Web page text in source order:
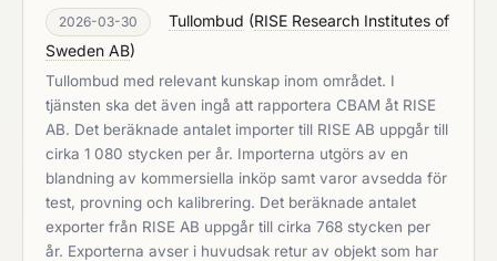
2026-03-30 Tullombud (RISE Research Institutes of
Sweden AB)
Tullombud med relevant kunskap inom området. I
tjänsten ska det även ingå att rapportera CBAM åt RISE
AB. Det beräknade antalet importer till RISE AB uppgår till
cirka 1 080 stycken per år. Importerna utgörs av en
blandning av kommersiella inköp samt varor avsedda för
test, provning och kalibrering. Det beräknade antalet
exporter från RISE AB uppgår till cirka 768 stycken per
år. Exporterna avser i huvudsak retur av objekt som har